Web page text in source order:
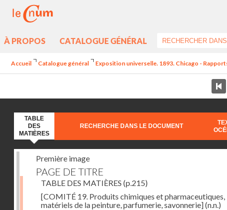
À PROPOS CATALOGUE GÉNÉRAL
Accueil Catalogue général Exposition universelle. 1893. Chicago -
TABLE
DES
MATIÈRES
RECHERCHE DANS LE DOCUMENT
Première image
PAGE DE TITRE
TABLE DES MATIÈRES (p.215)
[COMITÉ 19. Produits chimiques et pharmaceutiques,
matériels de la peinture, parfumerie, savonnerie](n.n.)